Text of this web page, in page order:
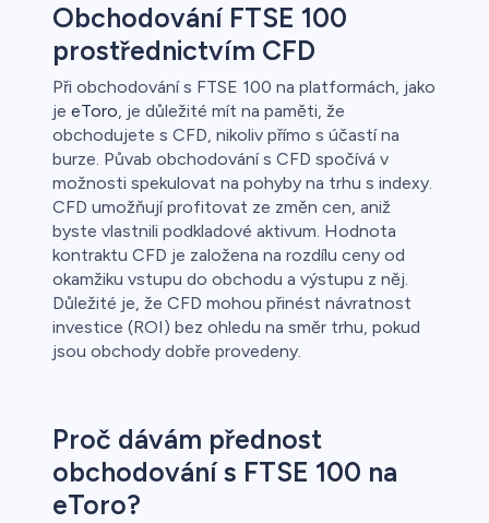
Obchodování FTSE 100
prostřednictvím CFD
Při obchodování s FTSE 100 na platformách, jako
je eToro, je důležité mít na paměti, že
obchodujete s CFD, nikoliv přímo s účastí na
burze. Půvab obchodování s CFD spočívá v
možnosti spekulovat na pohyby na trhu s indexy.
CFD umožňují profitovat ze změn cen, aniž
byste vlastnili podkladové aktivum. Hodnota
kontraktu CFD je založena na rozdílu ceny od
okamžiku vstupu do obchodu a výstupu z něj.
Důležité je, že CFD mohou přinést návratnost
investice (ROI) bez ohledu na směr trhu, pokud
jsou obchody dobře provedeny.
Proč dávám přednost
obchodování s FTSE 100 na
eToro?